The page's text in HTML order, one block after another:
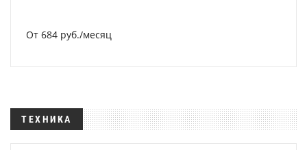
От 684 руб./месяц
ТЕХНИКА